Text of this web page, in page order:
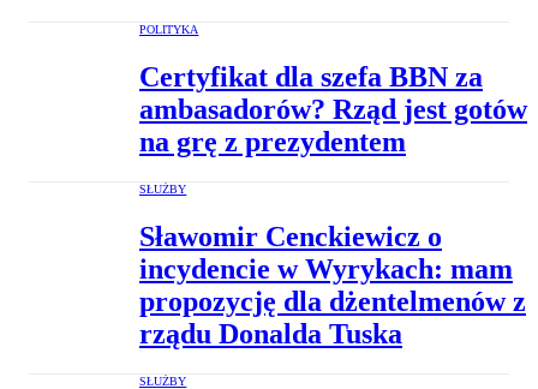
POLITYKA
Certyfikat dla szefa BBN za
ambasadorów? Rząd jest gotów
na grę z prezydentem
SŁUŻBY
Sławomir Cenckiewicz o
incydencie w Wyrykach: mam
propozycję dla dżentelmenów z
rządu Donalda Tuska
SŁUŻBY